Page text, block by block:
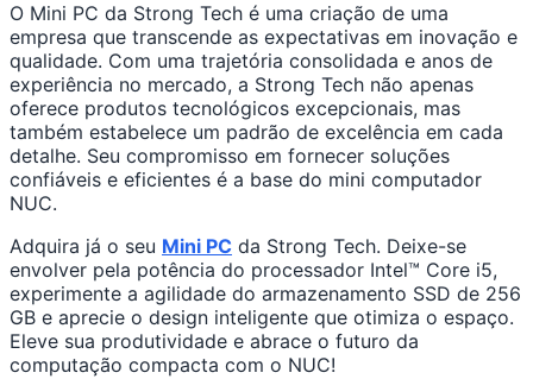
O Mini PC da Strong Tech é uma criação de uma
empresa que transcende as expectativas em inovação e
qualidade. Com uma trajetória consolidada e anos de
experiência no mercado, a Strong Tech não apenas
oferece produtos tecnológicos excepcionais, mas
também estabelece um padrão de excelência em cada
detalhe. Seu compromisso em fornecer soluções
confiáveis e eficientes é a base do mini computador
NUC.
Adquira já o seu Mini PC da Strong Tech. Deixe-se
envolver pela potência do processador Intel™ Core i5,
experimente a agilidade do armazenamento SSD de 256
GB e aprecie o design inteligente que otimiza o espaço.
Eleve sua produtividade e abrace o futuro da
computação compacta com o NUC!